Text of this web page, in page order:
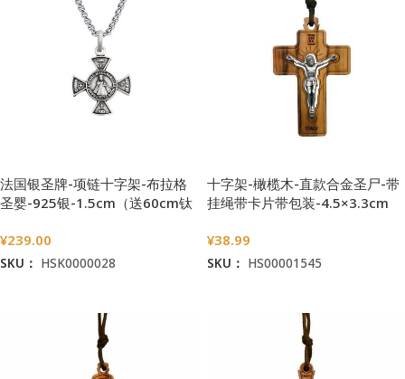
法国银圣牌-项链十字架-布拉格
圣婴-925银-1.5cm（送60cm钛
¥239.00
SKU： HSK0000028
十字架-橄榄木-直款合金圣尸-带
挂绳带卡片带包装-4.5×3.3cm
¥38.99
SKU： HS00001545